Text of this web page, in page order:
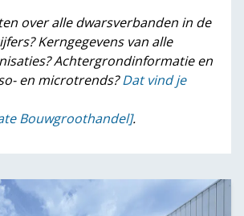
over alle dwarsverbanden in de
Kerngegevens van alle
Achtergrondinformatie en
en microtrends?Dat vind je
Bouwgroothandel].